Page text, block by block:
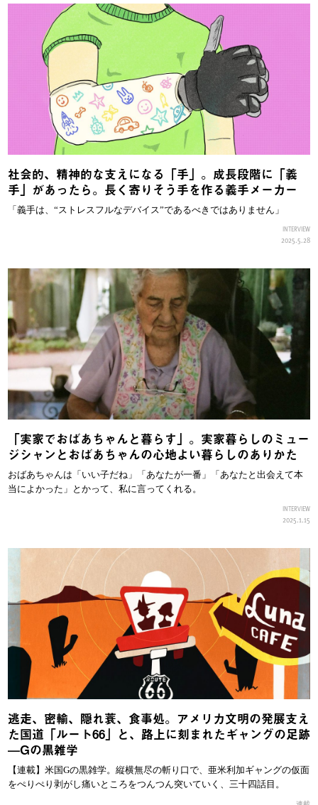
社会的、精神的な支えになる「手」。成長段階に「義
手」があったら。長く寄りそう手を作る義手メーカー
「義手は、“ストレスフルなデバイス”であるべきではありません」
INTERVIEW
2025.5.28
「実家でおばあちゃんと暮らす」。実家暮らしのミュー
ジシャンとおばあちゃんの心地よい暮らしのありかた
おばあちゃんは「いい子だね」「あなたが一番」「あなたと出会えて本
当によかった」とかって、私に言ってくれる。
INTERVIEW
2025.1.15
逃走、密輸、隠れ蓑、食事処。アメリカ文明の発展支え
た国道「ルート66」と、路上に刻まれたギャングの足跡
—Gの黒雑学
【連載】米国Gの黒雑学。縦横無尽の斬り口で、亜米利加ギャングの仮面
をぺりぺり剥がし痛いところをつんつん突いていく、三十四話目。